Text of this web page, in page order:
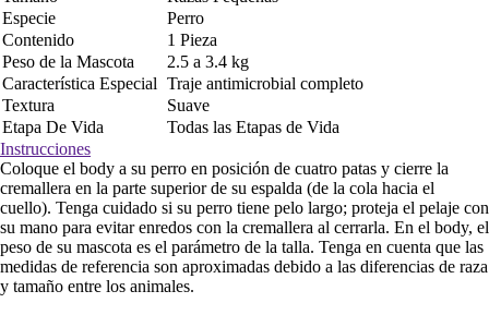
Especie
Perro
Contenido
1 Pieza
Peso de la Mascota
2.5 a 3.4 kg
Característica Especial Traje antimicrobial completo
Textura
Suave
Etapa De Vida
Todas las Etapas de Vida
Instrucciones
Coloque el body a su perro en posición de cuatro patas y cierre la
cremallera en la parte superior de su espalda (de la cola hacia el
cuello). Tenga cuidado si su perro tiene pelo largo; proteja el pelaje con
su mano para evitar enredos con la cremallera al cerrarla. En el body, el
peso de su mascota es el parámetro de la talla. Tenga en cuenta que las
medidas de referencia son aproximadas debido a las diferencias de raza
y tamaño entre los animales.